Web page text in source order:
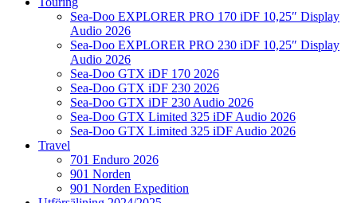
Sea-Doo EXPLORER PRO 170 iDF 10,25″ Display
Audio 2026
Sea-Doo EXPLORER PRO 230 iDF 10,25″ Display
Audio 2026
Sea-Doo GTX iDF 170 2026
Sea-Doo GTX iDF 230 2026
Sea-Doo GTX iDF 230 Audio 2026
Sea-Doo GTX Limited 325 iDF Audio 2026
Sea-Doo GTX Limited 325 iDF Audio 2026
Travel
701 Enduro 2026
901 Norden
901 Norden Expedition